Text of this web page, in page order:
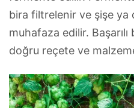
bira filtrelenir ve şişe ya
muhafaza edilir.
doğru reçete ve